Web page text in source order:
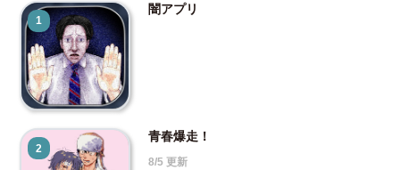
1
闇アプリ
2
青春爆走！
8/5 更新